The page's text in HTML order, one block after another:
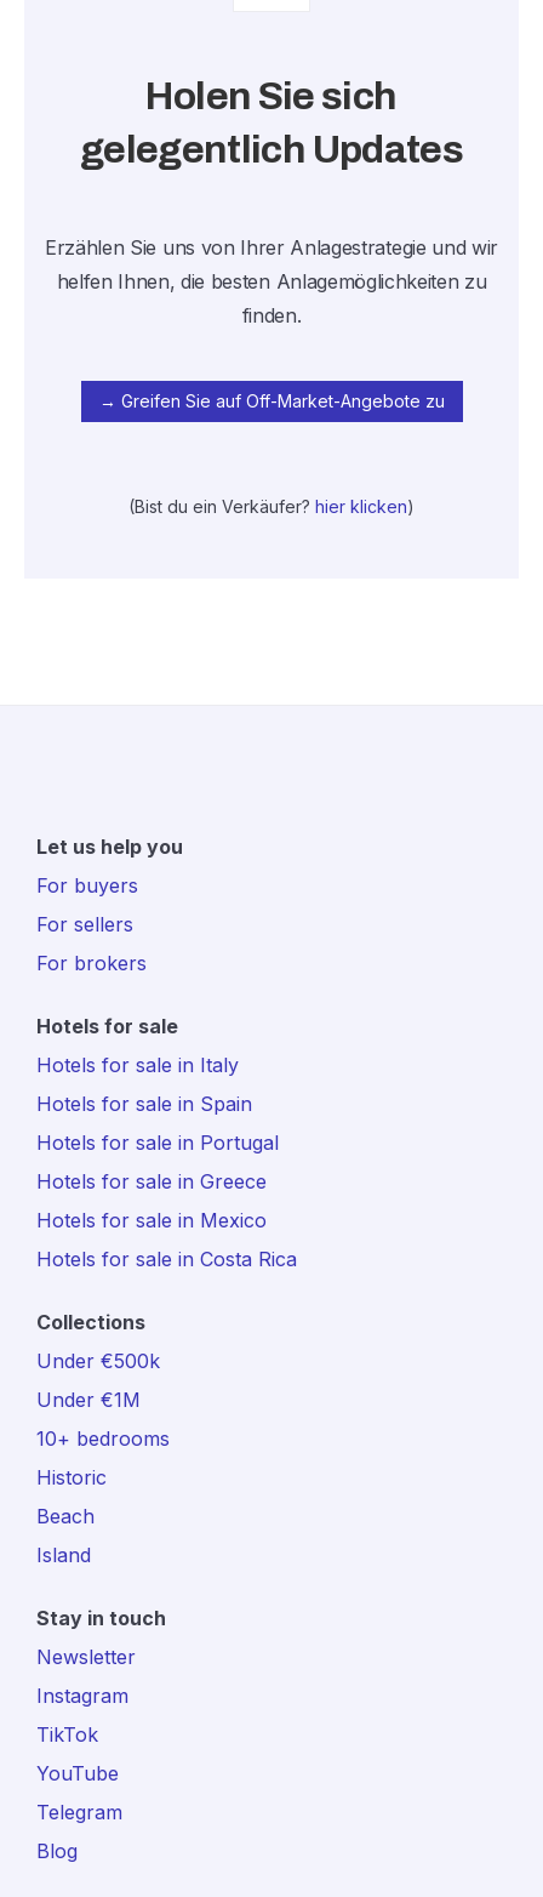
Holen Sie sich
gelegentlich Updates
Erzählen Sie uns von Ihrer Anlagestrategie und wir
helfen Ihnen, die besten Anlagemöglichkeiten zu
finden.
→ Greifen Sie auf Off-Market-Angebote zu
(Bist du ein Verkäufer? hier klicken)
Let us help you
For buyers
For sellers
For brokers
Hotels for sale
Hotels for sale in Italy
Hotels for sale in Spain
Hotels for sale in Portugal
Hotels for sale in Greece
Hotels for sale in Mexico
Hotels for sale in Costa Rica
Collections
Under €500k
Under €1M
10+ bedrooms
Historic
Beach
Island
Stay in touch
Newsletter
Instagram
TikTok
YouTube
Telegram
Blog